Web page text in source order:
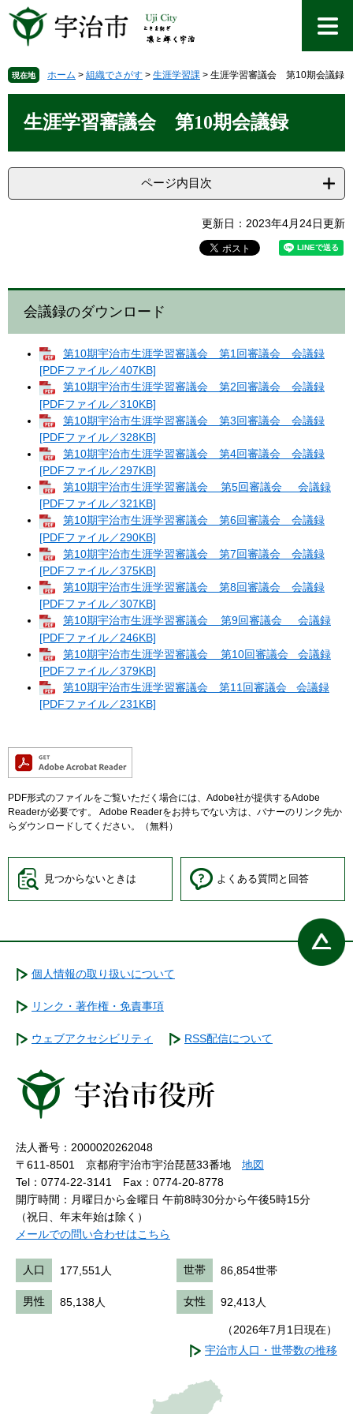
先を
文
現在地 ホーム > 組織でさがす > 生涯学習課 > 生涯学習審議会 第10期会議録
生涯学習審議会 第10期会議録
ページ内目次
更新日：2023年4月24日更新
会議録のダウンロード
第10期宇治市生涯学習審議会 第1回審議会 会議録
[PDFファイル／407KB]
第10期宇治市生涯学習審議会 第2回審議会 会議録
[PDFファイル／310KB]
第10期宇治市生涯学習審議会 第3回審議会 会議録
[PDFファイル／328KB]
第10期宇治市生涯学習審議会 第4回審議会 会議録
[PDFファイル／297KB]
第10期宇治市生涯学習審議会 第5回審議会 会議録
[PDFファイル／321KB]
第10期宇治市生涯学習審議会 第6回審議会 会議録
[PDFファイル／290KB]
第10期宇治市生涯学習審議会 第7回審議会 会議録
[PDFファイル／375KB]
第10期宇治市生涯学習審議会 第8回審議会 会議録
[PDFファイル／307KB]
第10期宇治市生涯学習審議会 第9回審議会 会議録
[PDFファイル／246KB]
第10期宇治市生涯学習審議会 第10回審議会 会議録
[PDFファイル／379KB]
第10期宇治市生涯学習審議会 第11回審議会 会議録
[PDFファイル／231KB]
PDF形式のファイルをご覧いただく場合には、Adobe社が提供するAdobe
Readerが必要です。
Adobe Readerをお持ちでない方は、バナーのリンク先か
らダウンロードしてください。（無料）
見つからないときは よくある質問と回答
個人情報の取り扱いについて
リンク・著作権・免責事項
ウェブアクセシビリティ RSS配信について
法人番号：2000020262048
〒611-8501 京都府宇治市宇治琵琶33番地 地図
Tel：0774-22-3141
Fax：0774-20-8778
開庁時間：月曜日から金曜日 午前8時30分から午後5時15分
（祝日、年末年始は除く）
メールでの問い合わせはこちら
人口 177,551人 世帯 86,854世帯
男性 85,138人 女性 92,413人
（2026年7月1日現在）
宇治市人口・世帯数の推移